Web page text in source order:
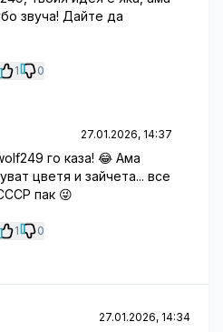
звуча! Дайте да
1 0
27.01.2026, 14:37
го каза! 😂 Ама
цветя и зайчета... все
пак 😜
1 0
27.01.2026, 14:34